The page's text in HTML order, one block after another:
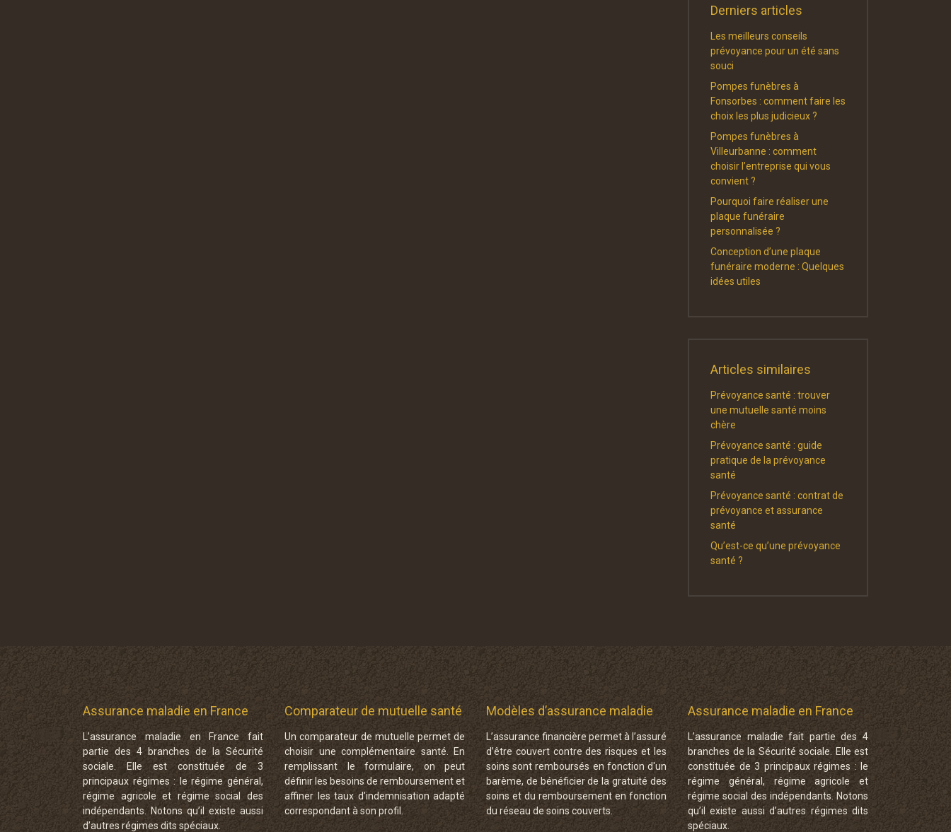
Derniers articles
Les meilleurs conseils
prévoyance pour un été sans
souci
Pompes funèbres à
Fonsorbes : comment faire les
choix les plus judicieux ?
Pompes funèbres à
Villeurbanne : comment
choisir l’entreprise qui vous
convient ?
Pourquoi faire réaliser une
plaque funéraire
personnalisée ?
Conception d’une plaque
funéraire moderne : Quelques
idées utiles
Articles similaires
Prévoyance santé : trouver
une mutuelle santé moins
chère
Prévoyance santé : guide
pratique de la prévoyance
santé
Prévoyance santé : contrat de
prévoyance et assurance
santé
Qu’est-ce qu’une prévoyance
santé ?
Assurance maladie en France
L’assurance maladie en France fait
partie des 4 branches de la Sécurité
sociale. Elle est constituée de 3
principaux régimes : le régime général,
régime agricole et régime social des
indépendants. Notons qu’il existe aussi
d’autres régimes dits spéciaux.
Comparateur de mutuelle santé
Un comparateur de mutuelle permet de
choisir une complémentaire santé. En
remplissant le formulaire, on peut
définir les besoins de remboursement et
affiner les taux d’indemnisation adapté
correspondant à son profil.
Modèles d’assurance maladie
L’assurance financière permet à l’assuré
d’être couvert contre des risques et les
soins sont remboursés en fonction d'un
barème, de bénéficier de la gratuité des
soins et du remboursement en fonction
du réseau de soins couverts.
Assurance maladie en France
L’assurance maladie fait partie des 4
branches de la Sécurité sociale. Elle est
constituée de 3 principaux régimes : le
régime général, régime agricole et
régime social des indépendants. Notons
qu’il existe aussi d’autres régimes dits
spéciaux.